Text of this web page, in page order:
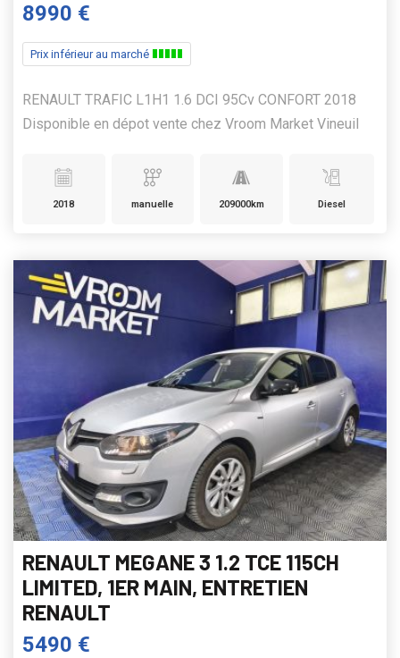
8990 €
Prix inférieur au marché
RENAULT TRAFIC L1H1 1.6 DCI 95Cv CONFORT 2018
Disponible en dépot vente chez Vroom Market Vineuil
2018 manuelle 209000km Diesel
RENAULT MEGANE 3 1.2 TCE 115CH
LIMITED, 1ER MAIN, ENTRETIEN
RENAULT
5490 €